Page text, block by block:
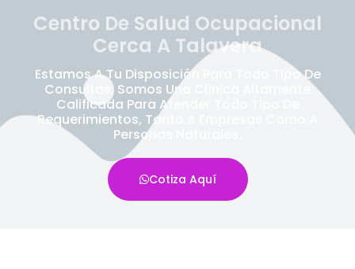
Centro De Salud Ocupacional
Cerca A Talavera
Estamos A Tu Disposición Para Todo Tipo De
Consultas, Somos Una Clínica Altamente
Calificada Para Atender Todo Tipo De
Requerimientos, Tanto A Empresas Como A
Personas Naturales.
Cotiza Aquí